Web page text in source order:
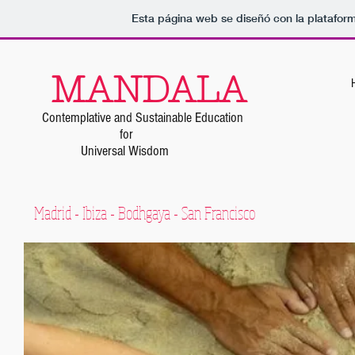
Esta página web se diseñó con la
MANDALA
Madrid - Ibiza - Bodhgaya - San Francisco
Contemplative and Sustainable Education
for
Universal Wisdom